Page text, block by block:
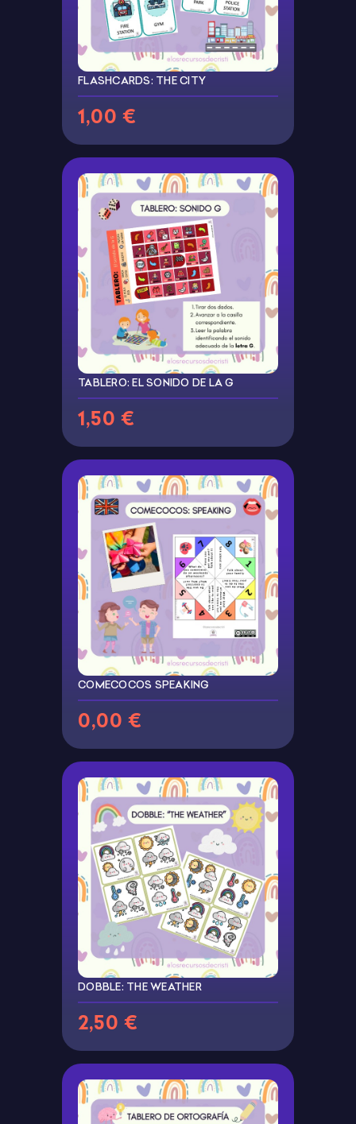
FLASHCARDS: THE CITY
1,00 €
TABLERO: EL SONIDO DE LA G
1,50 €
COMECOCOS SPEAKING
0,00 €
DOBBLE: THE WEATHER
2,50 €